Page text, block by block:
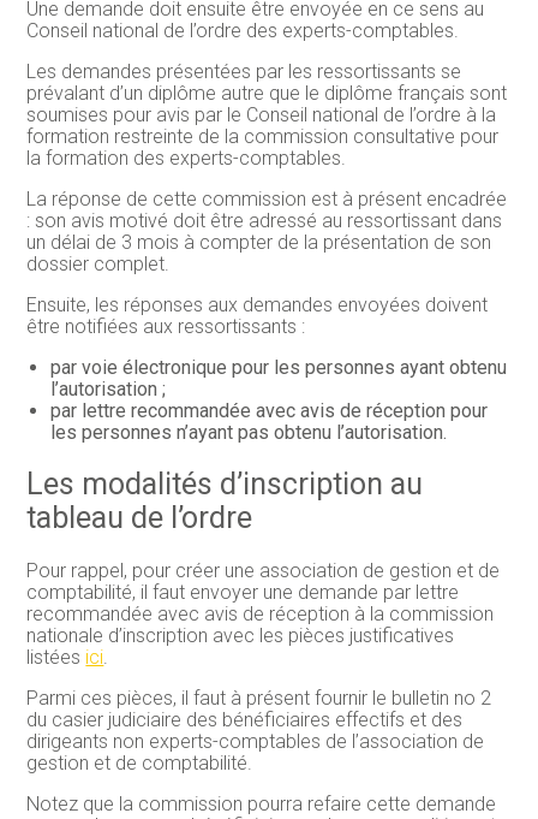
Une demande doit ensuite être envoyée en ce sens au
Conseil national de l’ordre des experts-comptables.
Les demandes présentées par les ressortissants se
prévalant d’un diplôme autre que le diplôme français sont
soumises pour avis par le Conseil national de l’ordre à la
formation restreinte de la commission consultative pour
la formation des experts-comptables.
La réponse de cette commission est à présent encadrée
: son avis motivé doit être adressé au ressortissant dans
un délai de 3 mois à compter de la présentation de son
dossier complet.
Ensuite, les réponses aux demandes envoyées doivent
être notifiées aux ressortissants :
par voie électronique pour les personnes ayant obtenu
l’autorisation ;
par lettre recommandée avec avis de réception pour
les personnes n’ayant pas obtenu l’autorisation.
Les modalités d’inscription au
tableau de l’ordre
Pour rappel, pour créer une association de gestion et de
comptabilité, il faut envoyer une demande par lettre
recommandée avec avis de réception à la commission
nationale d’inscription avec les pièces justificatives
listées ici.
Parmi ces pièces, il faut à présent fournir le bulletin no 2
du casier judiciaire des bénéficiaires effectifs et des
dirigeants non experts-comptables de l’association de
gestion et de comptabilité.
Notez que la commission pourra refaire cette demande